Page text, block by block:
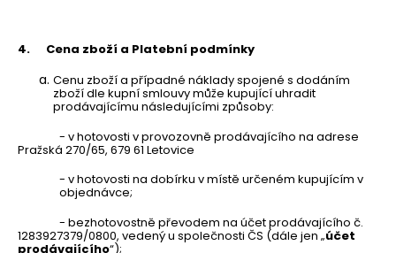
4.
Cena zboží a Platební podmínky
Cenu zboží a případné náklady spojené s dodáním
zboží dle kupní smlouvy může kupující uhradit
prodávajícímu následujícími způsoby:
- v hotovosti v provozovně prodávajícího na adrese
Pražská 270/65, 679 61 Letovice
- v hotovosti na dobírku v místě určeném kupujícím v
objednávce;
- bezhotovostně převodem na účet prodávajícího č.
1283927379/0800, vedený u společnosti ČS (dále jen „účet
prodávajícího“);